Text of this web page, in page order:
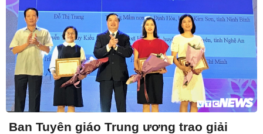
Ban Tuyên giáo Trung ương trao giải